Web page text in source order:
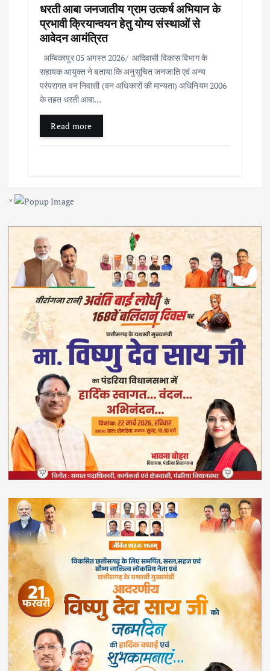
धरती आबा जनजातीय ग्राम उत्कर्ष अभियान के
प्रभावी क्रियान्वयन हेतु योग्य संस्थाओं से
आवेदन आमंत्रित
अम्बिकापुर 05 अगस्त 2026/ आदिवासी विकास विभाग के
सहायक आयुक्त ने बताया कि अनुसूचित जनजाति एवं अन्य
परंपरागत वन निवासी (वन अधिकारों की मान्यता) अधिनियम 2006
के तहत धरती आबा…
Read more
×